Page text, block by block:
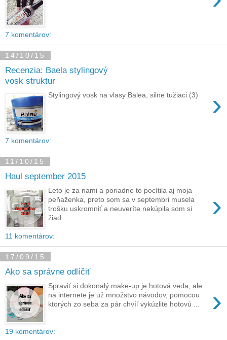
7 komentárov:
14/10/15
Recenzia: Baela stylingový
vosk struktur
›
Stylingový vosk na vlasy Balea, silne tužiaci (3)
7 komentárov:
11/10/15
Haul september 2015
›
Leto je za nami a poriadne to pocítila aj moja
peňaženka, preto som sa v septembri musela
trošku uskromniť a neuveríte nekúpila som si
žiad...
11 komentárov:
17/09/15
Ako sa správne odlíčiť
›
Spraviť si dokonalý make-up je hotová veda, ale
na internete je už množstvo návodov, pomocou
ktorých zo seba za pár chvíľ vykúzlite hotovú ...
19 komentárov: